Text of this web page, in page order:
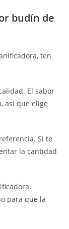
budín de
ten
El sabor
así que elige
Si te
la cantidad
para que la